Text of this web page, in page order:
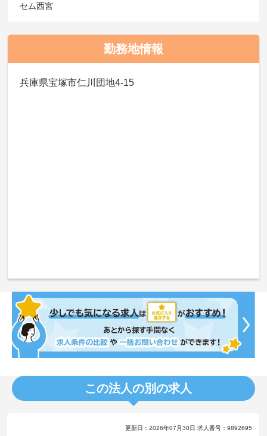
セム西宮
勤務地情報
兵庫県宝塚市仁川団地4-15
この法人の別の求人
更新日：2026年07月30日 求人番号：9892695